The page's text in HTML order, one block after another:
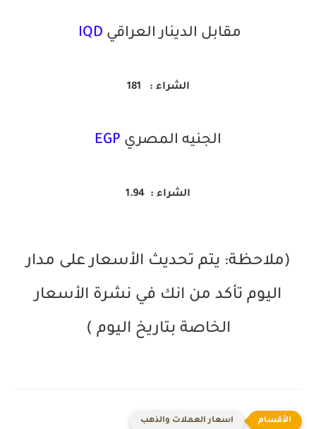
مقابل الدينار العراقي IQD
الشراء : 181
الجنيه المصري EGP
الشراء : 1.94
(ملاحظة: يتم تحديث الأسعار على مدار
اليوم تأكد من انك في نشرة الأسعار
الخاصة بتاريخ اليوم )
اسعار العملات والذهب